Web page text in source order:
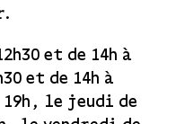
.
et de 14h à
et de 14h à
19h, le jeudi de